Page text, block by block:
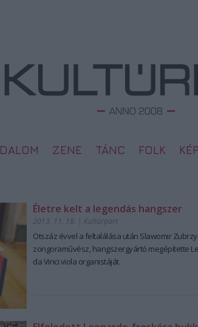
ZENE TÁNC FOLK
Életre kelt a legendás hangszer
2013. 11. 18. | Kultúrpart
Ötszáz évvel a feltalálása után Slawomir
zongoraművész, hangszergyártó megépítette
da Vinci viola organistáját.